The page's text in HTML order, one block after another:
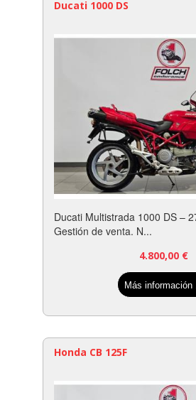
Ducati 1000 DS
Ducati Multistrada 1000 DS –
Gestión de venta. N...
4.800,00 €
Más información
Honda CB 125F